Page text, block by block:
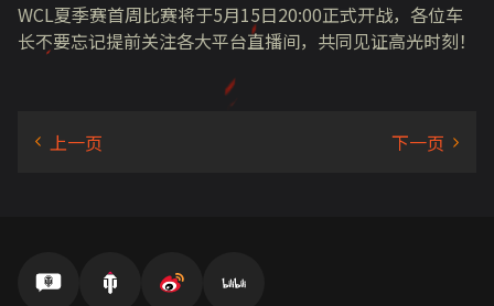
WCL夏季赛首周比赛将于5月15日20:00正式开战，各位车
长不要忘记提前关注各大平台直播间，共同见证高光时刻！